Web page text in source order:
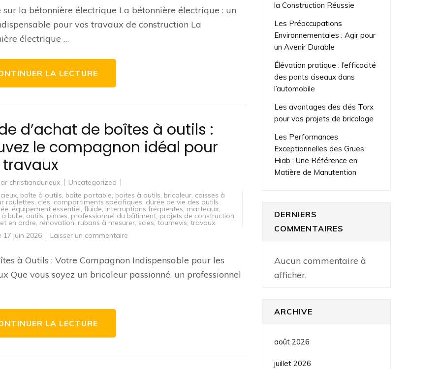
pour
une
bétonnière
électrique
la bétonnière électrique La bétonnière électrique : un
pour vos travaux de construction La
électrique …
LA LECTURE
d’achat de boîtes à outils :
le compagnon idéal pour
christiandurieux
Uncategorized
, boîte à outils, boîte portable, boites à outils, bricoleur, caisses à
roulettes, clés, compartiments spécifiques, durée de vie des outils
, équipement essentiel, fluide, interruptions fréquentes, marteaux,
bulle, outils, pinces, professionnel du bâtiment, projets de construction,
en ordre, rénovation, rubans à mesurer, scies, tournevis, travaux
17 juin 2026 Laisser un commentaire
de
boîtes
outils
à Outils : Votre Compagnon Indispensable pour les
Que vous soyez un bricoleur passionné, un professionnel
LA LECTURE
la Construction Réussie
Les Préoccupations
Environnementales : Agir pour
un Avenir Durable
Élévation pratique : l’efficacité
des ponts ciseaux dans
l’automobile
Les avantages des clés Torx
pour vos projets de bricolage
Les Performances
Exceptionnelles des Grues
Hiab : Une Référence en
Matière de Manutention
DERNIERS
COMMENTAIRES
Aucun commentaire à
afficher.
ARCHIVE
août 2026
juillet 2026